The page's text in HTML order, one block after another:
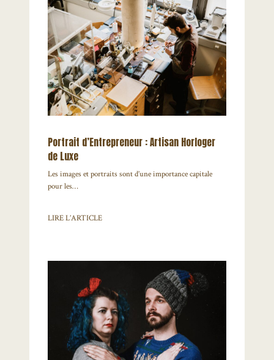
Portrait d’Entrepreneur : Artisan Horloger
de Luxe
Les images et portraits sont d’une importance capitale
pour les…
LIRE L’ARTICLE